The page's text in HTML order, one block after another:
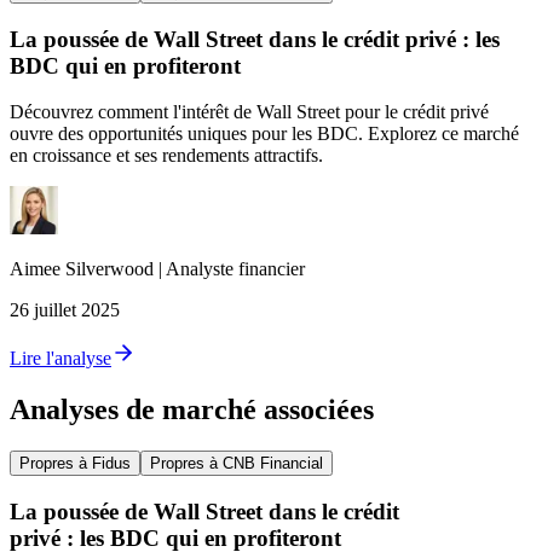
La poussée de Wall Street dans le crédit privé : les
BDC qui en profiteront
Découvrez comment l'intérêt de Wall Street pour le crédit privé
ouvre des opportunités uniques pour les BDC. Explorez ce marché
en croissance et ses rendements attractifs.
Aimee Silverwood | Analyste financier
26 juillet 2025
Lire l'analyse
Analyses de marché associées
Propres à Fidus Propres à CNB Financial
La poussée de Wall Street dans le crédit
privé : les BDC qui en profiteront